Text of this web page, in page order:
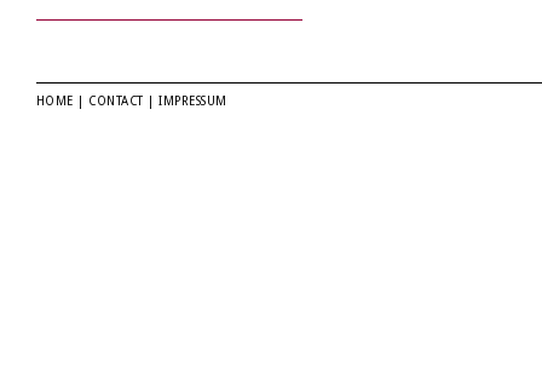
HOME CONTACT |IMPRESSUM